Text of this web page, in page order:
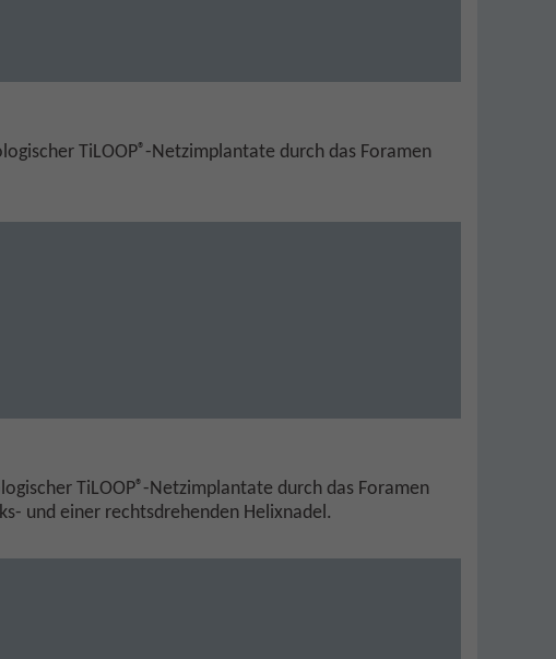
TiLOOP®-Netzimplantate durch das Foramen
TiLOOP®-Netzimplantate durch das Foramen
und einer rechtsdrehenden Helixnadel.